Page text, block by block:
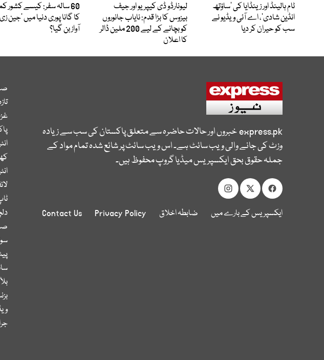
ٹام ہالینڈ اور زینڈایا کی ’ساؤتھ
انڈین شادی‘، اے آئی ویڈیو نے
سب کو حیران کر دیا
لیونارڈو ڈی کیپریو اور جیف
بیزوس کا بڑا قدم: نایاب جانوروں
کو بچانے کے لیے 200 ملین ڈالر
کا اعلان
60 سالہ سفر: کیسے کشور
کا گانا پوری دنیا میں ’جین
آواز بن گیا؟
express.pkخبروں اور حالات حاضرہ سے متعلق پاکستان کی سب سے زیادہ
وزٹ کی جانے والی ویب سائٹ ہے۔ اس ویب سائٹ پر شائع شدہ تمام مواد کے
جملہ حقوق بحق ایکسپریس میڈیا گروپ محفوظ ہیں۔
ایکسپریس کے بارے میں ضابطہ اخلاق Privacy Policy
Contact Us